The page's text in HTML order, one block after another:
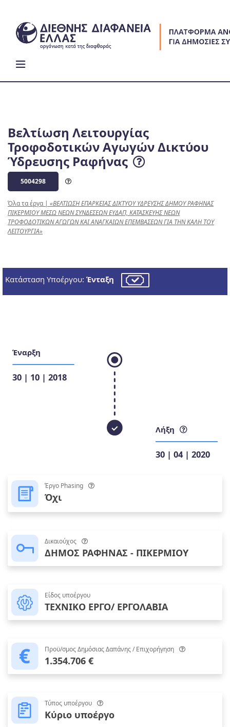
content
Βελτίωση Λειτουργίας
Τροφοδοτικών Αγωγών Δικτύου
Ύδρευσης Ραφήνας
5004298
Όλα τα έργα| «ΒΕΛΤΙΩΣΗ ΕΠΑΡΚΕΙΑΣ ΔΙΚΤΥΟΥ ΥΔΡΕΥΣΗΣ ΔΗΜΟΥ ΡΑΦΗΝΑΣ
ΠΙΚΕΡΜΙΟΥ ΜΕΣΩ ΝΕΩΝ ΣΥΝΔΕΣΕΩΝ ΕΥΔΑΠ, ΚΑΤΑΣΚΕΥΗΣ ΝΕΩΝ
ΤΡΟΦΟΔΟΤΙΚΩΝ ΑΓΩΓΩΝ ΚΑΙ ΑΝΑΓΚΑΙΩΝ ΕΠΕΜΒΑΣΕΩΝ ΓΙΑ ΤΗΝ ΚΑΛΗ ΤΟΥ
ΛΕΙΤΟΥΡΓΙΑ»
Κατάσταση Υποέργου: Ένταξη
Έναρξη
30 | 10 | 2018
Λήξη
30 | 04 | 2020
Έργο Phasing
Όχι
Δικαιούχος
ΔΗΜΟΣ ΡΑΦΗΝΑΣ - ΠΙΚΕΡΜΙΟΥ
Είδος υποέργου
ΤΕΧΝΙΚΟ ΕΡΓΟ/ ΕΡΓΟΛΑΒΙΑ
Προϋ/σμος Δημόσιας Δαπάνης / Επιχορήγηση
1.354.706 €
Τύπος υποέργου
Κύριο υποέργο